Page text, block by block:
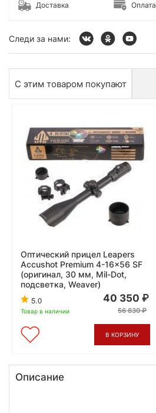
Доставка Оплата
Следи за нами:
С этим товаром покупают
Оптический прицел Leapers
Accushot Premium 4-16x56 SF
(оригинал, 30 мм, Mil-Dot,
подсветка, Weaver)
5.0
Товар в наличии
40 350
56 830
В КОРЗИНУ
Описание